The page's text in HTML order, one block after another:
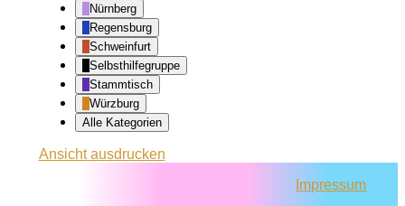
Nürnberg
Regensburg
Schweinfurt
Selbsthilfegruppe
Stammtisch
Würzburg
Alle Kategorien
Ansichtausdrucken
Impressum